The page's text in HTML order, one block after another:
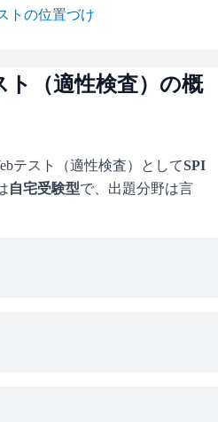
トの位置づけ
ト（適性検査）の概
テスト（適性検査）としてSPI
自宅受験型で、 出題分野は言